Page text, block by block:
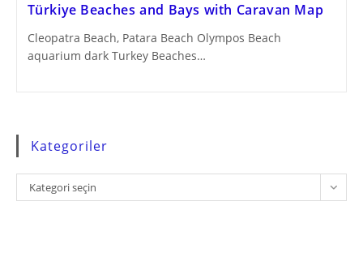
Türkiye Beaches and Bays with Caravan Map
Cleopatra Beach, Patara Beach Olympos Beach
aquarium dark Turkey Beaches…
Kategoriler
Kategoriler
Kategori seçin